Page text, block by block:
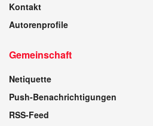
Kontakt
Autorenprofile
Gemeinschaft
Netiquette
Push-Benachrichtigungen
RSS-Feed